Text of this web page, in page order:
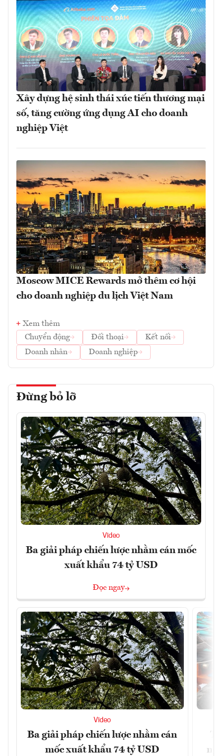
Xây dựng hệ sinh thái xúc tiến thương mại
số, tăng cường ứng dụng AI cho doanh
nghiệp Việt
Moscow MICE Rewards mở thêm cơ hội
cho doanh nghiệp du lịch Việt Nam
Xem thêm
Chuyển động
Đối thoại
Kết nối
Doanh nhân
Doanh nghiệp
Đừng bỏ lỡ
Video
Ba giải pháp chiến lược nhằm cán mốc
xuất khẩu 74 tỷ USD
Đọc ngay
Video
Ba giải pháp chiến lược nhằm cán
mốc xuất khẩu 74 tỷ USD